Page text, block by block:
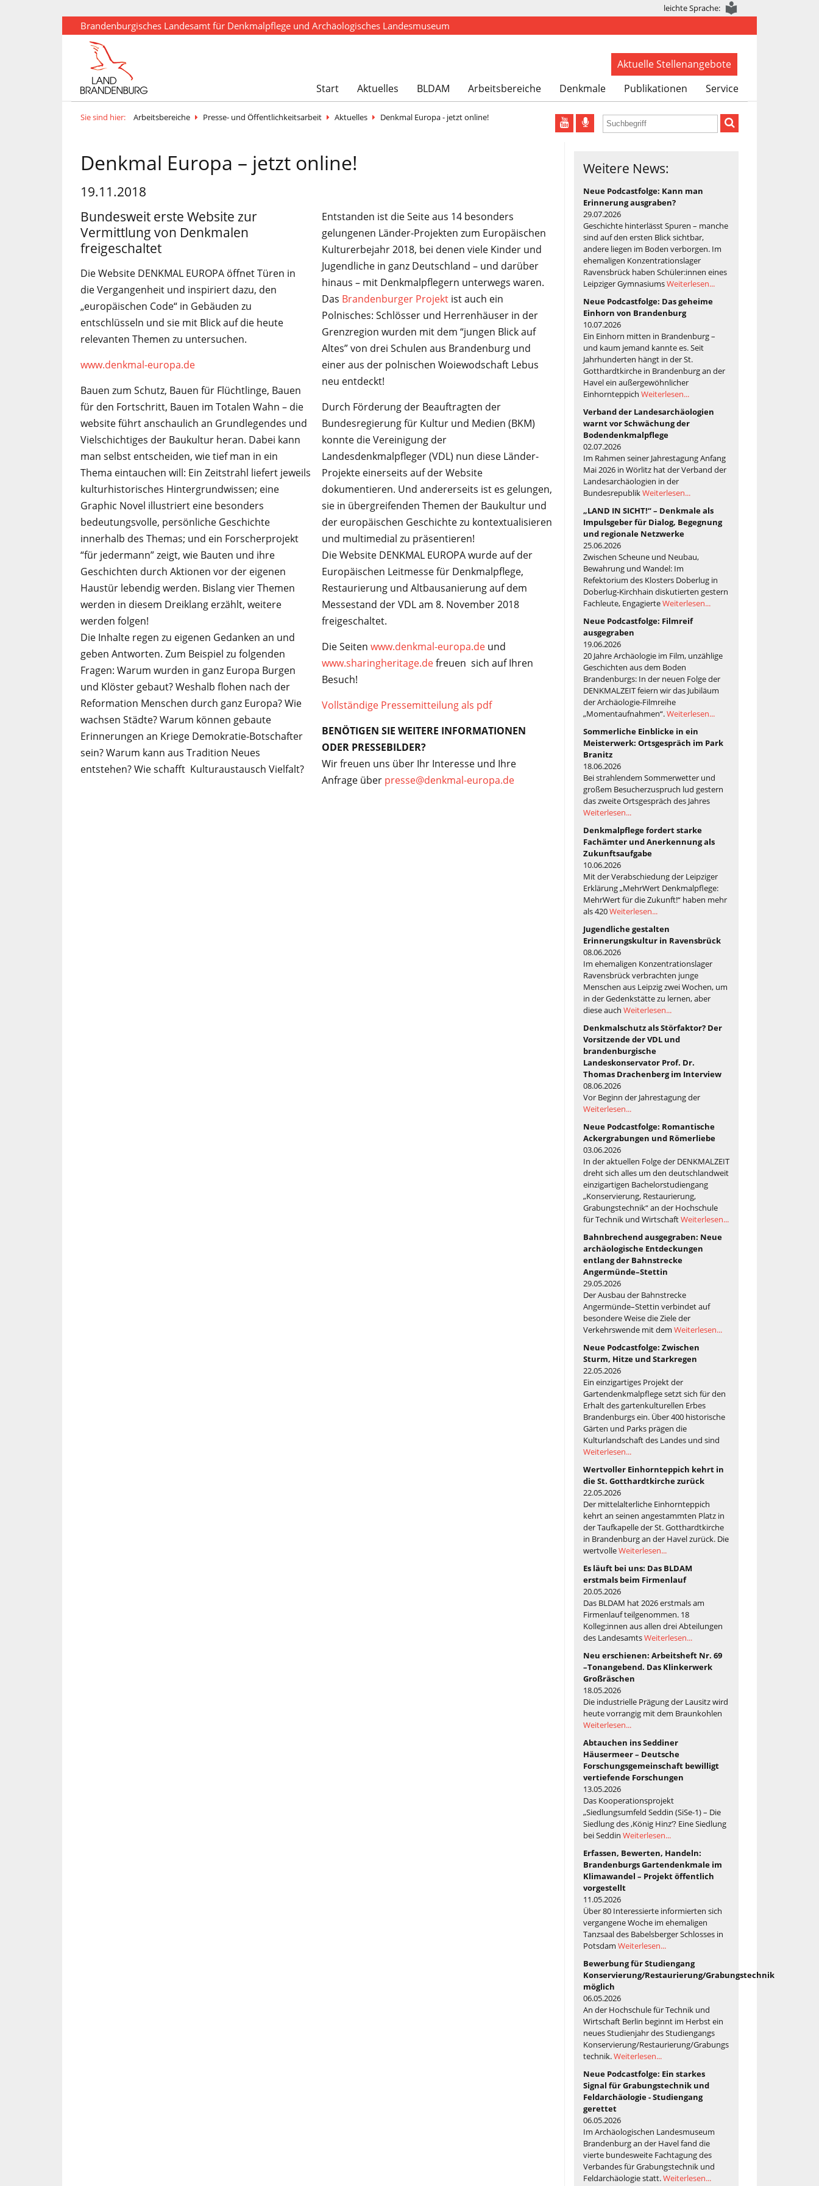
leichte Sprache:
Brandenburgisches Landesamt für Denkmalpflege und Archäologisches Landesmuseum
Aktuelle Stellenangebote
Start
Aktuelles BLDAM Arbeitsbereiche Denkmale Publikationen Service
Sie sind hier: Arbeitsbereiche Presse- und Öffentlichkeitsarbeit Aktuelles Denkmal Europa - jetzt online!
Denkmal Europa – jetzt online!
19.11.2018
Bundesweit erste Website zur
Vermittlung von Denkmalen
freigeschaltet
Die Website DENKMAL EUROPA öffnet Türen in
die Vergangenheit und inspiriert dazu, den
„europäischen Code“ in Gebäuden zu
entschlüsseln und sie mit Blick auf die heute
relevanten Themen zu untersuchen.
www.denkmal-europa.de
Bauen zum Schutz, Bauen für Flüchtlinge, Bauen
für den Fortschritt, Bauen im Totalen Wahn – die
website führt anschaulich an Grundlegendes und
Vielschichtiges der Baukultur heran. Dabei kann
man selbst entscheiden, wie tief man in ein
Thema eintauchen will: Ein Zeitstrahl liefert jeweils
kulturhistorisches Hintergrundwissen; eine
Graphic Novel illustriert eine besonders
bedeutungsvolle, persönliche Geschichte
innerhalb des Themas; und ein Forscherprojekt
“für jedermann” zeigt, wie Bauten und ihre
Geschichten durch Aktionen vor der eigenen
Haustür lebendig werden. Bislang vier Themen
werden in diesem Dreiklang erzählt, weitere
werden folgen!
Die Inhalte regen zu eigenen Gedanken an und
geben Antworten. Zum Beispiel zu folgenden
Fragen: Warum wurden in ganz Europa Burgen
und Klöster gebaut? Weshalb flohen nach der
Reformation Menschen durch ganz Europa? Wie
wachsen Städte? Warum können gebaute
Erinnerungen an Kriege Demokratie-Botschafter
sein? Warum kann aus Tradition Neues
entstehen? Wie schafft Kulturaustausch Vielfalt?
Entstanden ist die Seite aus 14 besonders
gelungenen Länder-Projekten zum Europäischen
Kulturerbejahr 2018, bei denen viele Kinder und
Jugendliche in ganz Deutschland – und darüber
hinaus – mit Denkmalpflegern unterwegs waren.
Das Brandenburger Projektist auch ein
Polnisches: Schlösser und Herrenhäuser in der
Grenzregion wurden mit dem “jungen Blick auf
Altes” von drei Schulen aus Brandenburg und
einer aus der polnischen Woiewodschaft Lebus
neu entdeckt!
Durch Förderung der Beauftragten der
Bundesregierung für Kultur und Medien (BKM)
konnte die Vereinigung der
Landesdenkmalpfleger (VDL) nun diese Länder-
Projekte einerseits auf der Website
dokumentieren. Und andererseits ist es gelungen,
sie in übergreifenden Themen der Baukultur und
der europäischen Geschichte zu kontextualisieren
und multimedial zu präsentieren!
Die Website DENKMAL EUROPA wurde auf der
Europäischen Leitmesse für Denkmalpflege,
Restaurierung und Altbausanierung auf dem
Messestand der VDL am 8. November 2018
freigeschaltet.
Die Seiten www.denkmal-europa.deund
www.sharingheritage.defreuen sich auf Ihren
Besuch!
Vollständige Pressemitteilung als pdf
BENÖTIGEN SIE WEITERE INFORMATIONEN
ODER PRESSEBILDER?
Wir freuen uns über Ihr Interesse und Ihre
Anfrage über presse@denkmal-europa.de
Weitere News:
Neue Podcastfolge: Kann man
Erinnerung ausgraben?
29.07.2026
Geschichte hinterlässt Spuren – manche
sind auf den ersten Blick sichtbar,
andere liegen im Boden verborgen. Im
ehemaligen Konzentrationslager
Ravensbrück haben Schüler:innen eines
Leipziger GymnasiumsWeiterlesen...
Neue Podcastfolge: Das geheime
Einhorn von Brandenburg
10.07.2026
Ein Einhorn mitten in Brandenburg –
und kaum jemand kannte es. Seit
Jahrhunderten hängt in der St.
Gotthardtkirche in Brandenburg an der
Havel ein außergewöhnlicher
Einhornteppich Weiterlesen...
Verband der Landesarchäologien
warnt vor Schwächung der
Bodendenkmalpflege
02.07.2026
Im Rahmen seiner Jahrestagung Anfang
Mai 2026 in Wörlitz hat der Verband der
Landesarchäologien in der
BundesrepublikWeiterlesen...
„LAND IN SICHT!“ – Denkmale als
Impulsgeber für Dialog, Begegnung
und regionale Netzwerke
25.06.2026
Zwischen Scheune und Neubau,
Bewahrung und Wandel: Im
Refektorium des Klosters Doberlug in
Doberlug-Kirchhain diskutierten gestern
Fachleute, EngagierteWeiterlesen...
Neue Podcastfolge: Filmreif
ausgegraben
19.06.2026
20 Jahre Archäologie im Film, unzählige
Geschichten aus dem Boden
Brandenburgs: In der neuen Folge der
DENKMALZEIT feiern wir das Jubiläum
der Archäologie-Filmreihe
„Momentaufnahmen“.Weiterlesen...
Sommerliche Einblicke in ein
Meisterwerk: Ortsgespräch im Park
Branitz
18.06.2026
Bei strahlendem Sommerwetter und
großem Besucherzuspruch lud gestern
das zweite Ortsgespräch des Jahres
Weiterlesen...
Denkmalpflege fordert starke
Fachämter und Anerkennung als
Zukunftsaufgabe
10.06.2026
Mit der Verabschiedung der Leipziger
Erklärung „MehrWert Denkmalpflege:
MehrWert für die Zukunft!“ haben mehr
als 420Weiterlesen...
Jugendliche gestalten
Erinnerungskultur in Ravensbrück
08.06.2026
Im ehemaligen Konzentrationslager
Ravensbrück verbrachten junge
Menschen aus Leipzig zwei Wochen, um
in der Gedenkstätte zu lernen, aber
diese auch Weiterlesen...
Denkmalschutz als Störfaktor? Der
Vorsitzende der VDL und
brandenburgische
Landeskonservator Prof. Dr.
Thomas Drachenberg im Interview
08.06.2026
Vor Beginn der Jahrestagung der
Weiterlesen...
Neue Podcastfolge: Romantische
Ackergrabungen und Römerliebe
03.06.2026
In der aktuellen Folge der DENKMALZEIT
dreht sich alles um den deutschlandweit
einzigartigen Bachelorstudiengang
„Konservierung, Restaurierung,
Grabungstechnik“ an der Hochschule
für Technik und WirtschaftWeiterlesen...
Bahnbrechend ausgegraben: Neue
archäologische Entdeckungen
entlang der Bahnstrecke
Angermünde–Stettin
29.05.2026
Der Ausbau der Bahnstrecke
Angermünde–Stettin verbindet auf
besondere Weise die Ziele der
Verkehrswende mit dem Weiterlesen...
Neue Podcastfolge: Zwischen
Sturm, Hitze und Starkregen
22.05.2026
Ein einzigartiges Projekt der
Gartendenkmalpflege setzt sich für den
Erhalt des gartenkulturellen Erbes
Brandenburgs ein. Über 400 historische
Gärten und Parks prägen die
Kulturlandschaft des Landes und sind
Weiterlesen...
Wertvoller Einhornteppich kehrt in
die St. Gotthardtkirche zurück
22.05.2026
Der mittelalterliche Einhornteppich
kehrt an seinen angestammten Platz in
der Taufkapelle der St. Gotthardtkirche
in Brandenburg an der Havel zurück. Die
wertvolleWeiterlesen...
Es läuft bei uns: Das BLDAM
erstmals beim Firmenlauf
20.05.2026
Das BLDAM hat 2026 erstmals am
Firmenlauf teilgenommen. 18
Kolleg:innen aus allen drei Abteilungen
des LandesamtsWeiterlesen...
Neu erschienen: Arbeitsheft Nr. 69
–Tonangebend. Das Klinkerwerk
Großräschen
18.05.2026
Die industrielle Prägung der Lausitz wird
heute vorrangig mit dem Braunkohlen
Weiterlesen...
Abtauchen ins Seddiner
Häusermeer – Deutsche
Forschungsgemeinschaft bewilligt
vertiefende Forschungen
13.05.2026
Das Kooperationsprojekt
„Siedlungsumfeld Seddin (SiSe-1) – Die
Siedlung des ‚König Hinz‘? Eine Siedlung
bei Seddin Weiterlesen...
Erfassen, Bewerten, Handeln:
Brandenburgs Gartendenkmale im
Klimawandel – Projekt öffentlich
vorgestellt
11.05.2026
Über 80 Interessierte informierten sich
vergangene Woche im ehemaligen
Tanzsaal des Babelsberger Schlosses in
Potsdam Weiterlesen...
Bewerbung für Studiengang
Konservierung/Restaurierung/Grabungstechnik
möglich
06.05.2026
An der Hochschule für Technik und
Wirtschaft Berlin beginnt im Herbst ein
neues Studienjahr des Studiengangs
Konservierung/Restaurierung/Grabungs
technik.Weiterlesen...
Neue Podcastfolge: Ein starkes
Signal für Grabungstechnik und
Feldarchäologie - Studiengang
gerettet
06.05.2026
Im Archäologischen Landesmuseum
Brandenburg an der Havel fand die
vierte bundesweite Fachtagung des
Verbandes für Grabungstechnik und
Feldarchäologie statt.Weiterlesen...